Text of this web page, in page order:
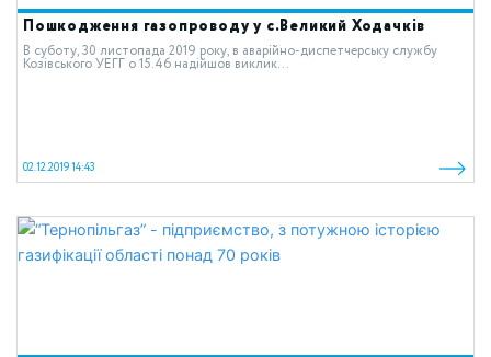
Пошкодження газопроводу у с.Великий Ходачків
В суботу, 30 листопада 2019 року, в аварійно-диспетчерську службу
Козівського УЕГГ о 15.46 надійшов виклик...
02.12.2019 14:43